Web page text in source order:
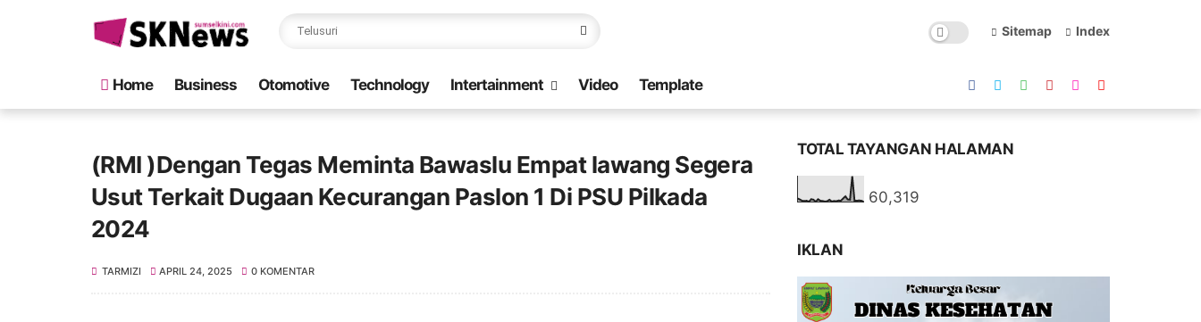
Sitemap Index
Home Business Otomotive Technology Intertainment Video Template
(RMI )Dengan Tegas Meminta Bawaslu Empat lawang Segera
Usut Terkait Dugaan Kecurangan Paslon 1 Di PSU Pilkada
2024
TARMIZI APRIL 24, 2025 0 KOMENTAR
TOTAL TAYANGAN HALAMAN
60,319
IKLAN